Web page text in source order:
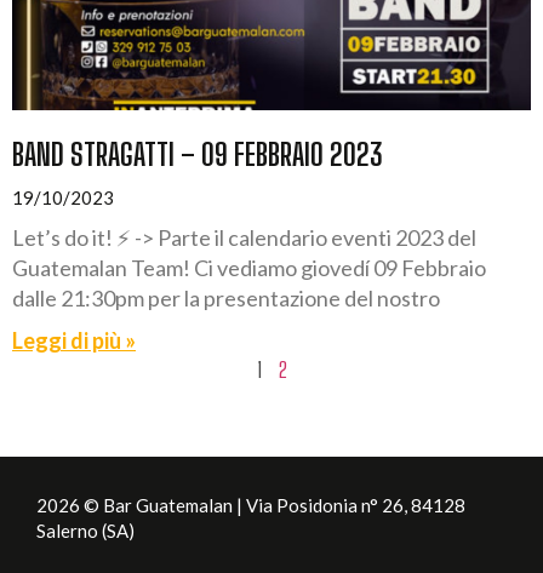
BAND STRAGATTI – 09 FEBBRAIO 2023
19/10/2023
Let’s do it! ⚡️ -> Parte il calendario eventi 2023 del
Guatemalan Team! Ci vediamo giovedí 09 Febbraio
dalle 21:30pm per la presentazione del nostro
Leggi di più »
1
2
2026 © Bar Guatemalan | Via Posidonia n° 26, 84128
Salerno (SA)